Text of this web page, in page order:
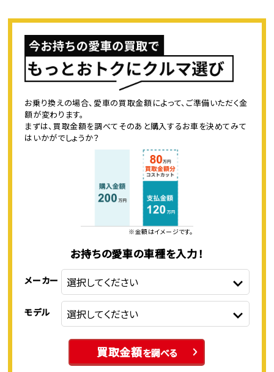
お乗り換えの場合、愛車の買取金額によって、ご準備いただく金
額が変わります。
まずは、買取金額を調べてそのあと購入するお車を決めてみて
はいかがでしょうか？
※金額はイメージです。
お持ちの愛車の車種を入力！
メーカー
モデル
買取金額を調べる